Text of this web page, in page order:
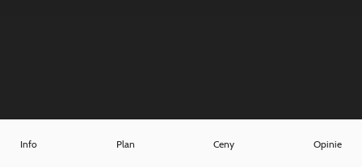
Info Plan Ceny Opinie